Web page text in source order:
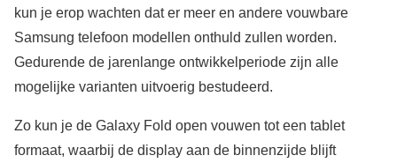
kun je erop wachten dat er meer en andere vouwbare
Samsung telefoon modellen onthuld zullen worden.
Gedurende de jarenlange ontwikkelperiode zijn alle
mogelijke varianten uitvoerig bestudeerd.
Zo kun je de Galaxy Fold open vouwen tot een tablet
formaat, waarbij de display aan de binnenzijde blijft